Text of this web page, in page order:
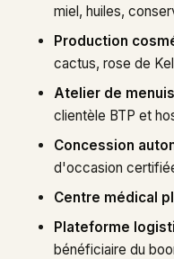
miel, huiles,
Production
cactus, rose de
Atelier de
clientèle BTP et
Concession
d'occasion
Centre médical
Plateforme
bénéficiaire du